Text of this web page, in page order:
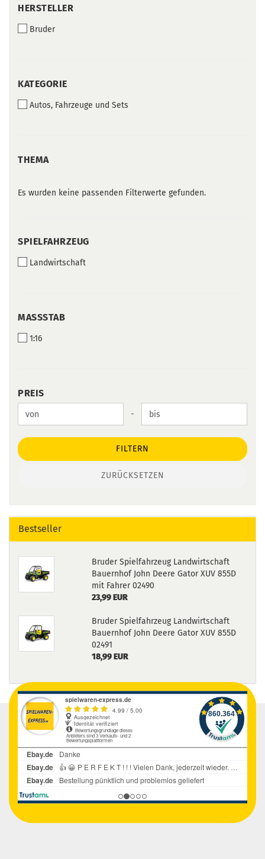
HERSTELLER
HERSTELLER
Bruder
KATEGORIE
KATEGORIE
Autos, Fahrzeuge und Sets
THEMA
THEMA
Es wurden keine passenden Filterwerte gefunden.
SPIELFAHRZEUG
SPIELFAHRZEUG
Landwirtschaft
MASSSTAB
MASSSTAB
1:16
PREIS
PREIS
Preis bis -
FILTERN
ZURÜCKSETZEN
Bestseller
Bruder Spielfahrzeug Landwirtschaft
Bauernhof John Deere Gator XUV 855D
mit Fahrer 02490
23,99 EUR
Bruder Spielfahrzeug Landwirtschaft
Bauernhof John Deere Gator XUV 855D
02491
18,99 EUR